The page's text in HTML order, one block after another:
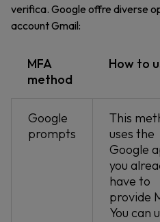
verifica. Google offre diverse
account Gmail:
MFA
method
How to
Google
prompts
This
uses the
Google
you
have to
provide
You can